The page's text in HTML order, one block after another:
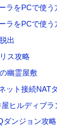
ラをPCで使う
ラをPCで使う
出
ス攻略
幽霊屋敷
ット接続NAT
ヒルディブラ
ダンジョン攻